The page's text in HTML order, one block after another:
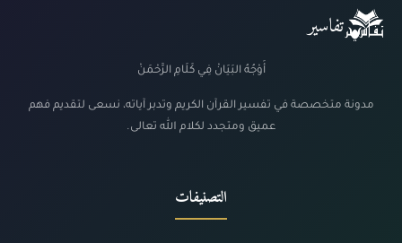
تفاسير
أَوْجُهُ البَيَانْ فِي كَلَامِ الرَّحْمَنْ
مدونة متخصصة في تفسير القرآن الكريم وتدبر آياته، نسعى لتقديم فهم
عميق ومتجدد لكلام الله تعالى.
التصنيفات